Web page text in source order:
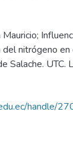
del nitrógeno
Salache. UTC.
handle/